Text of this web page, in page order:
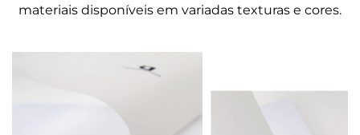
materiais disponíveis em variadas texturas e cores.